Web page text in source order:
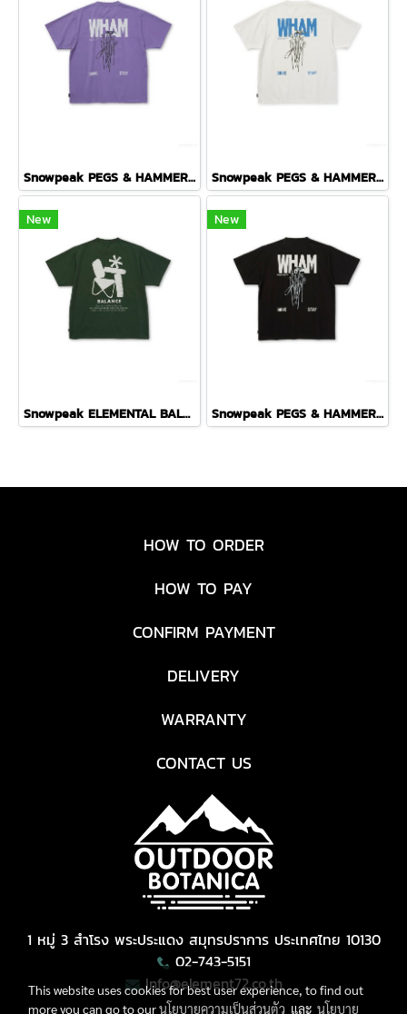
Snowpeak PEGS & HAMMER T-SHIRT ( PURPLE ) Snowpeak PEGS & HAMMER T-SHIRT ( OFF WHITE )
New
Snowpeak ELEMENTAL BALANCE T-SHIRT ( DARK GREEN )
New
Snowpeak PEGS & HAMMER T-SHIRT ( BLACK )
HOW TO ORDER
HOW TO PAY
CONFIRM PAYMENT
DELIVERY
WARRANTY
CONTACT US
1 หมู่ 3 สำโรง พระประแดง สมุทรปราการ ประเทศไทย 10130
02-743-5151
Info@element72.co.th
This website uses cookies for best user experience, to find out
more you can go to ourนโยบายความเป็นส่วนตัว และ นโยบาย